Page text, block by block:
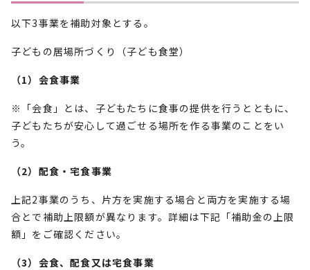
以下3事業を補助対象とする。
子どもの居場所づくり（子ども食堂）
（1）会食事業
※「会食」とは、子どもたちに食事の提供を行うとともに、
子どもたちが安心して過ごせる場所を作る事業のことをい
う。
（2）配食・宅食事業
上記2事業のうち、片方を実施する場合と両方を実施する場
合とで補助上限額が異なります。詳細は下記「補助金の上限
額」をご確認ください。
（3）会食、配食又は宅食事業